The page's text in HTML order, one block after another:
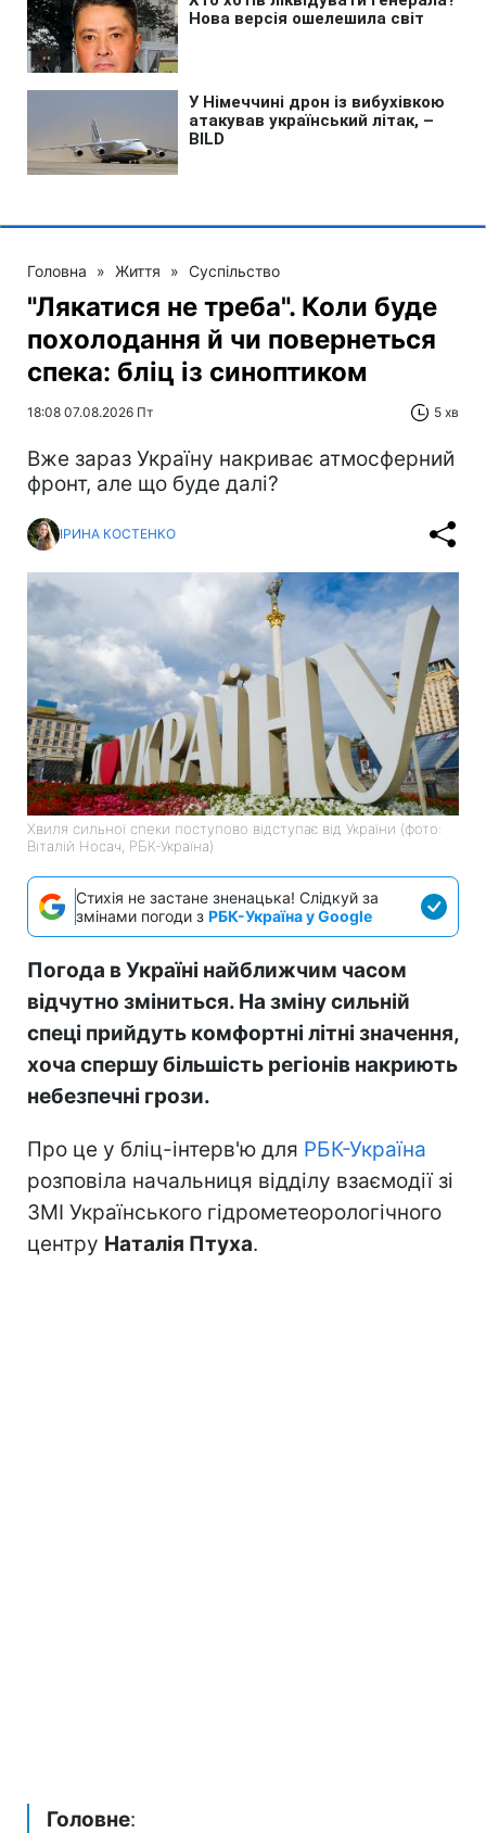
Головна » Життя » Суспільство
"Лякатися не треба". Коли буде
похолодання й чи повернеться
спека: бліц із синоптиком
18:08 07.08.2026 Пт 5 хв
Вже зараз Україну накриває атмосферний
фронт, але що буде далі?
ІРИНА КОСТЕНКО
Хвиля сильної спеки поступово відступає від України (фото:
Віталій Носач, РБК-Україна)
Стихія не застане зненацька! Слідкуй за
змінами погоди з РБК-Україна у Google
Погода в Україні найближчим часом
відчутно зміниться. На зміну сильній
спеці прийдуть комфортні літні значення,
хоча спершу більшість регіонів накриють
небезпечні грози.
Про це у бліц-інтерв'ю для РБК-Україна
розповіла начальниця відділу взаємодії зі
ЗМІ Українського гідрометеорологічного
центру Наталія Птуха.
Головне: